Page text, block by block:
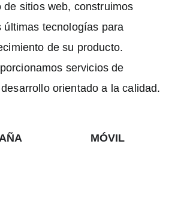
MÓVIL
de sitios web, construimos
últimas tecnologías para
de su producto.
servicios de
orientado a la calidad.